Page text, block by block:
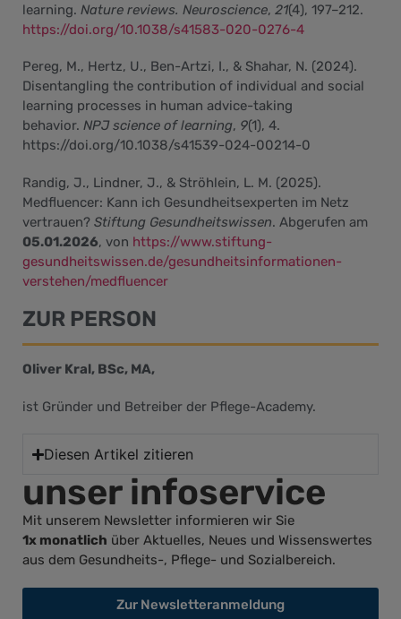
learning. Nature reviews. Neuroscience, 21(4), 197–212.
https://doi.org/10.1038/s41583-020-0276-4
Pereg, M., Hertz, U., Ben-Artzi, I., & Shahar, N. (2024).
Disentangling the contribution of individual and social
learning processes in human advice-taking
behavior. NPJ science of learning, 9(1), 4.
https://doi.org/10.1038/s41539-024-00214-0
Randig, J., Lindner, J., & Ströhlein, L. M. (2025).
Medfluencer: Kann ich Gesundheitsexperten im Netz
vertrauen? Stiftung Gesundheitswissen. Abgerufen am
05.01.2026, von https://www.stiftung-
gesundheitswissen.de/gesundheitsinformationen-
verstehen/medfluencer
ZUR PERSON
Oliver Kral, BSc, MA,
ist Gründer und Betreiber der Pflege-Academy.
Diesen Artikel zitieren
unser infoservice
Mit unserem Newsletter informieren wir Sie
1x monatlich über Aktuelles, Neues und Wissenswertes
aus dem Gesundheits-, Pflege- und Sozialbereich.
Zur Newsletteranmeldung